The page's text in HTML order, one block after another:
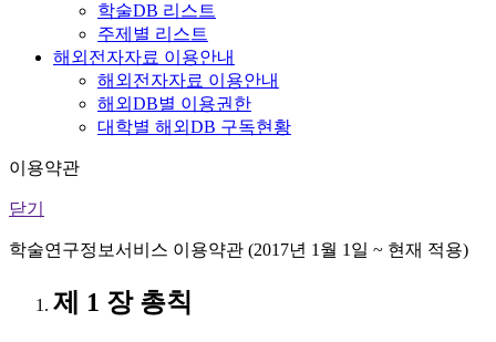
학술DB 리스트
주제별 리스트
해외전자자료 이용안내
해외전자자료 이용안내
해외DB별 이용권한
대학별 해외DB 구독현황
이용약관
닫기
학술연구정보서비스 이용약관 (2017년 1월 1일 ~ 현재 적용)
제 1 장 총칙